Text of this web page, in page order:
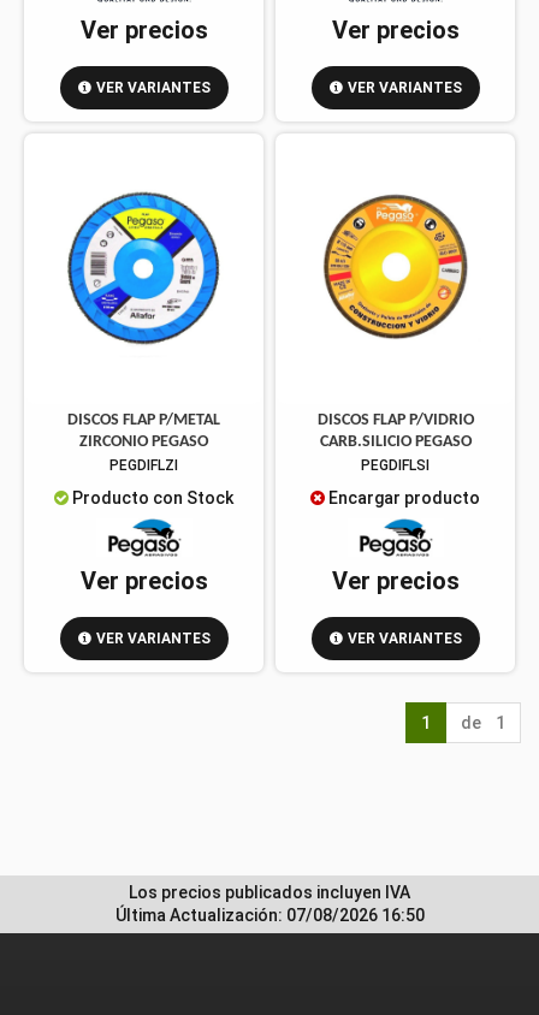
Ver precios
VER VARIANTES
Ver precios
VER VARIANTES
DISCOS FLAP P/METAL
ZIRCONIO PEGASO
PEGDIFLZI
Producto con Stock
Ver precios
VER VARIANTES
DISCOS FLAP P/VIDRIO
CARB.SILICIO PEGASO
PEGDIFLSI
Encargar producto
Ver precios
VER VARIANTES
1 de 1
Los precios publicados incluyen IVA
Última Actualización: 07/08/2026 16:50